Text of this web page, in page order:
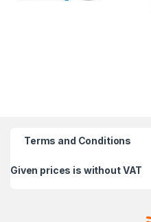
Terms and Conditions
Given prices is without VAT